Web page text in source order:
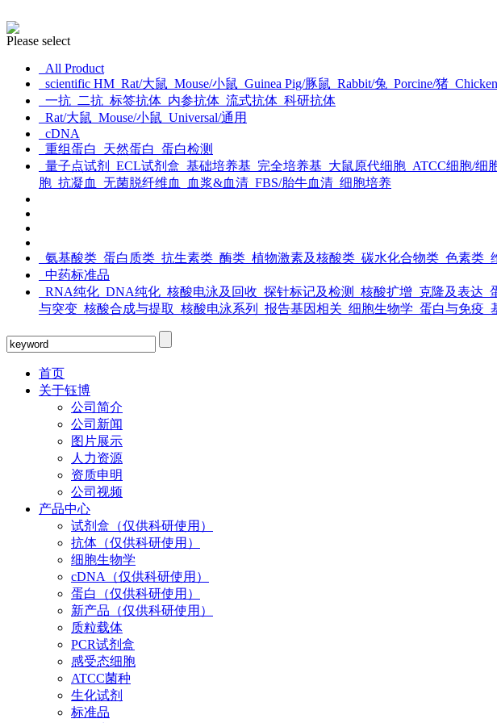
Please select
All Product
scientific HM Rat/大鼠 Mouse/小鼠 Guinea Pig/豚鼠 Rabbit/兔 Porcine/猪
一抗 二抗 标签抗体 内参抗体 流式抗体 科研抗体
Rat/大鼠 Mouse/小鼠 Universal/通用
cDNA
重组蛋白
天然蛋白 蛋白检测
量子点试剂
ECL试剂盒 基础培养基 完全培养基 大鼠原代细胞 ATCC细胞/细
胞 抗凝血 无菌脱纤维血 血浆&血清 FBS/胎牛血清 细胞培养
氨基酸类 蛋白质类 抗生素类 酶类 植物激素及核酸类 碳水化合物类 色素类
中药标准品
RNA纯化 DNA纯化 核酸电泳及回收 探针标记及检测 核酸扩增 克隆及表达
与突变 核酸合成与提取 核酸电泳系列 报告基因相关 细胞生物学 蛋白与免疫
首页
关于钰博
公司简介
公司新闻
图片展示
人力资源
资质申明
公司视频
产品中心
试剂盒（仅供科研使用）
抗体（仅供科研使用）
细胞生物学
cDNA（仅供科研使用）
蛋白（仅供科研使用）
新产品（仅供科研使用）
质粒载体
PCR试剂盒
感受态细胞
ATCC菌种
生化试剂
标准品